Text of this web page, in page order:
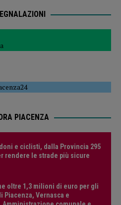
PIACENZA
e ciclisti, dalla Provincia 295
rendere le strade più sicure
oltre 1,3 milioni di euro per gli
Piacenza, Vernasca e